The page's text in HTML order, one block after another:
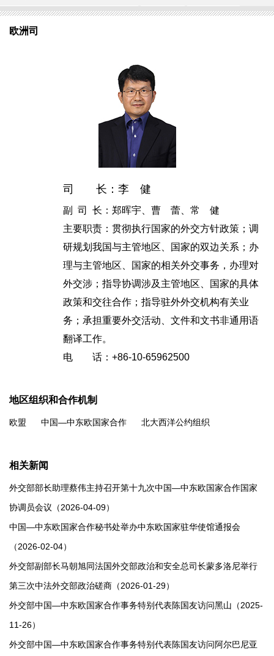
欧洲司
司 长：李 健
副 司 长：郑晖宇、曹 蕾、常 健
主要职责：贯彻执行国家的外交方针政策；调
研规划我国与主管地区、国家的双边关系；办
理与主管地区、国家的相关外交事务，办理对
外交涉；指导协调涉及主管地区、国家的具体
政策和交往合作；指导驻外外交机构有关业
务；承担重要外交活动、文件和文书非通用语
翻译工作。
电 话：+86-10-65962500
地区组织和合作机制
欧盟 中国—中东欧国家合作 北大西洋公约组织
相关新闻
外交部部长助理蔡伟主持召开第十九次中国—中东欧国家合作国家
协调员会议（2026-04-09）
中国—中东欧国家合作秘书处举办中东欧国家驻华使馆通报会
（2026-02-04）
外交部副部长马朝旭同法国外交部政治和安全总司长蒙多洛尼举行
第三次中法外交部政治磋商（2026-01-29）
外交部中国—中东欧国家合作事务特别代表陈国友访问黑山（2025-
11-26）
外交部中国—中东欧国家合作事务特别代表陈国友访问阿尔巴尼亚